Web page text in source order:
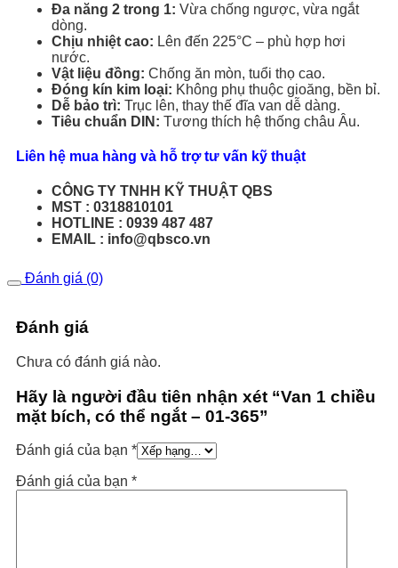
Đa năng 2 trong 1: Vừa chống ngược, vừa ngắt
dòng.
Chịu nhiệt cao: Lên đến 225°C – phù hợp hơi
nước.
Vật liệu đồng: Chống ăn mòn, tuổi thọ cao.
Đóng kín kim loại: Không phụ thuộc gioăng, bền bỉ.
Dễ bảo trì: Trục lên, thay thế đĩa van dễ dàng.
Tiêu chuẩn DIN: Tương thích hệ thống châu Âu.
Liên hệ mua hàng và hỗ trợ tư vấn kỹ thuật
CÔNG TY TNHH KỸ THUẬT QBS
MST : 0318810101
HOTLINE : 0939 487 487
EMAIL : info@qbsco.vn
Đánh giá (0)
Đánh giá
Chưa có đánh giá nào.
Hãy là người đầu tiên nhận xét “Van 1 chiều
mặt bích, có thể ngắt – 01-365”
Đánh giá của bạn *
Đánh giá của bạn *